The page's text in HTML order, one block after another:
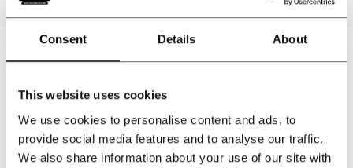
Consent Details About
This website uses cookies
We use cookies to personalise content and ads, to
provide social media features and to analyse our traffic.
We also share information about your use of our site with
Können wir helfen?
Kundendienst: besuchszeiten
+31 528233787